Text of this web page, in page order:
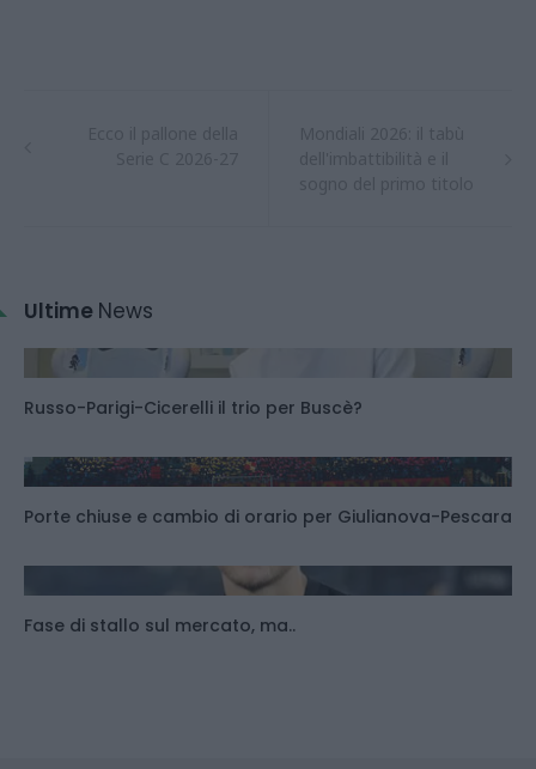
Ultime News
Russo-Parigi-Cicerelli il trio per Buscè?
Porte chiuse e cambio di orario per Giulianova-Pescara
Fase di stallo sul mercato, ma..